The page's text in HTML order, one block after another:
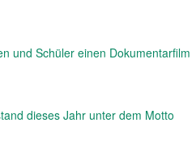
und Schüler einen Dokumentarfilm
dieses Jahr unter dem Motto